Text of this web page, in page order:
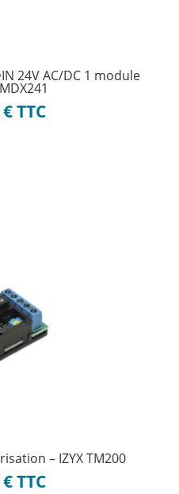
24V AC/DC 1 module
€TTC
– IZYX TM200
€TTC